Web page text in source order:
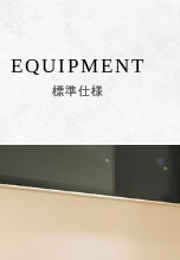
EQUIPMENT
標準仕様